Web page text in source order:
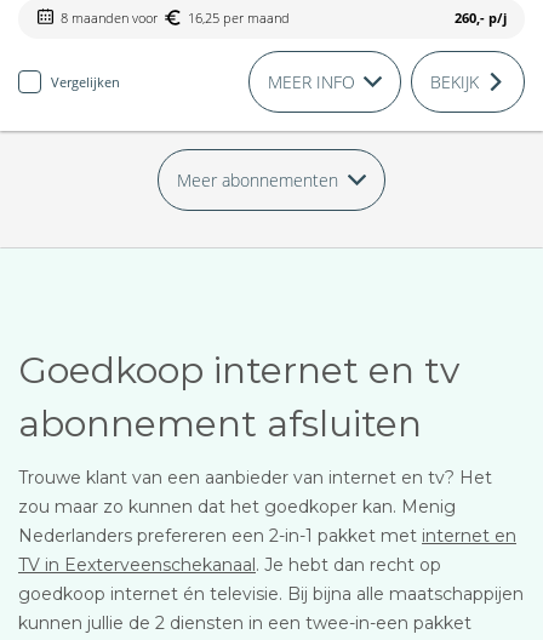
8 maanden voor 16,25 per maand 260,- p/j
Vergelijken MEER INFO BEKIJK
Meer abonnementen
Goedkoop internet en tv
abonnement afsluiten
Trouwe klant van een aanbieder van internet en tv? Het
zou maar zo kunnen dat het goedkoper kan. Menig
Nederlanders prefereren een 2-in-1 pakket met internet en
TV in Eexterveenschekanaal. Je hebt dan recht op
goedkoop internet én televisie. Bij bijna alle maatschappijen
kunnen jullie de 2 diensten in een twee-in-een pakket